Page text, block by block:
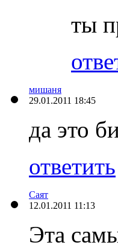
ты
мишаня
29.01.2011 18:45
да это
ответить
Саят
12.01.2011 11:13
Эта